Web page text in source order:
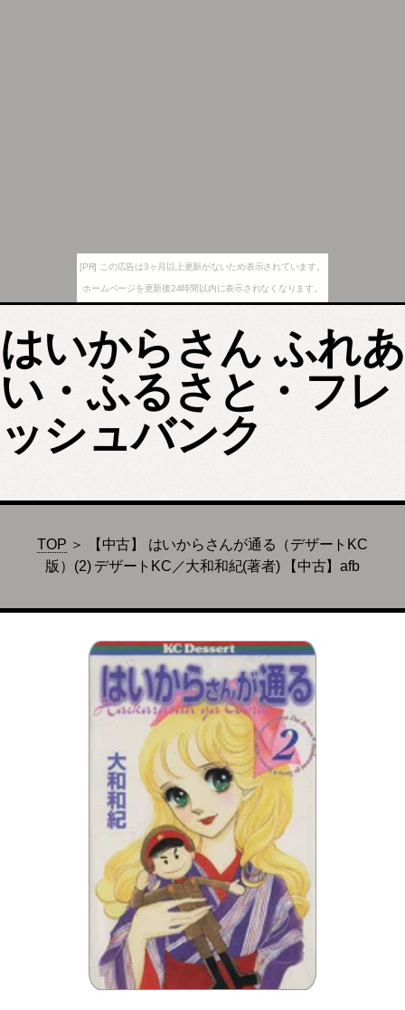
[PR] この広告は3ヶ月以上更新がないため表示されています。
ホームページを更新後24時間以内に表示されなくなります。
はいからさん ふれあ
い・ふるさと・フレ
ッシュバンク
TOP ＞ 【中古】 はいからさんが通る（デザートKC
版）(2) デザートKC／大和和紀(著者) 【中古】afb